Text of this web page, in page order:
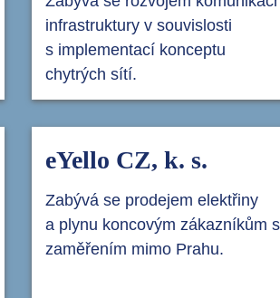
infrastruktury v souvislosti
s implementací konceptu
chytrých sítí.
eYello CZ, k. s.
Zabývá se prodejem elektřiny
a plynu koncovým zákazníkům
zaměřením mimo Prahu.